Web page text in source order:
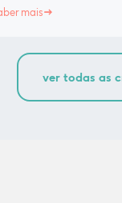
mais
ver todas as